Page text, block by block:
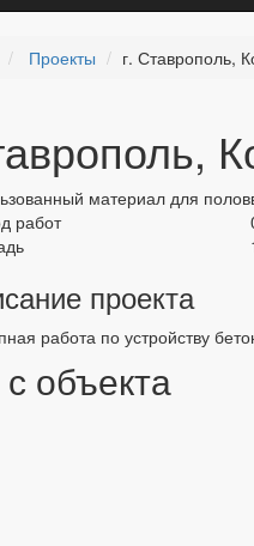
Проекты г. Ставрополь,
материал для полов
работ
проекта
работа по устройству
объекта